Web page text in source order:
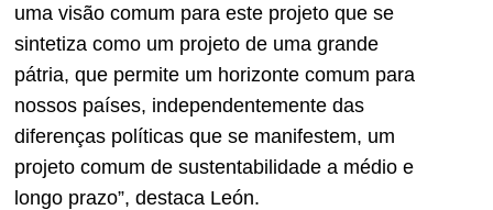
uma visão comum para este projeto que se
sintetiza como um projeto de uma grande
pátria, que permite um horizonte comum para
nossos países, independentemente das
diferenças políticas que se manifestem, um
projeto comum de sustentabilidade a médio e
longo prazo”, destaca León.